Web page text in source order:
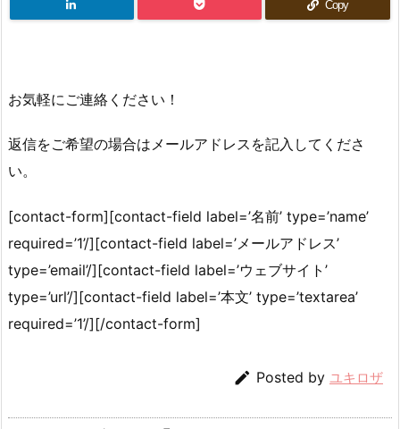
Copy
お気軽にご連絡ください！
返信をご希望の場合はメールアドレスを記入してくださ
い。
[contact-form][contact-field label=’名前’ type=’name’
required=’1’/][contact-field label=’メールアドレス’
type=’email’/][contact-field label=’ウェブサイト’
type=’url’/][contact-field label=’本文’ type=’textarea’
required=’1’/][/contact-form]
 Posted by ユキロザ